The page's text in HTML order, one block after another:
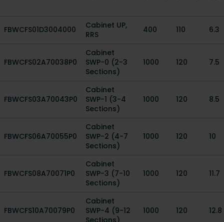
FBWCFS01D3004000
Cabinet UP,
RRS
400 110 6.3
FBWCFS02A70038P0
Cabinet
SWP-0 (2-3
Sections)
1000 120 7.5
FBWCFS03A70043P0
Cabinet
SWP-1 (3-4
Sections)
1000 120 8.5
FBWCFS06A70055P0
Cabinet
SWP-2 (4-7
Sections)
1000 120 10
FBWCFS08A70071P0
Cabinet
SWP-3 (7-10
Sections)
1000 120 11.7
FBWCFS10A70079P0
Cabinet
SWP-4 (9-12
Sections)
1000 120 12.8